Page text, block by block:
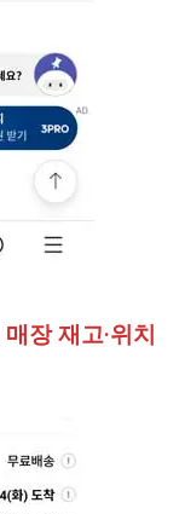
매장 재고·위치